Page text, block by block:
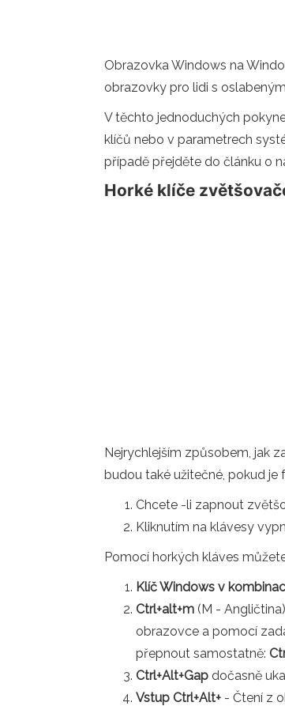
Obrazovka Windows na
obrazovky pro lidi s
V těchto jednoduchých
klíčů nebo v parametrech
případě přejděte do článku o
Horké klíče
Nejrychlejším způsobem, jak
budou také užitečné, pokud je
Chcete -li zapnout
Kliknutím na klávesy
Pomocí horkých kláves
Klíč Windows v
Ctrl+alt+m (M -
obrazovce a pomocí
přepnout samostatně:
Ctrl+Alt+Gap dočasně
Vstup Ctrl+Alt+ - Čtení z